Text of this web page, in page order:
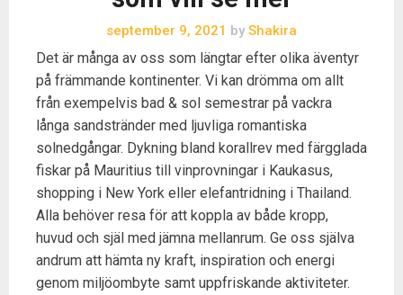
september 9, 2021 by Shakira
Det är många av oss som längtar efter olika äventyr
på främmande kontinenter. Vi kan drömma om allt
från exempelvis bad & sol semestrar på vackra
långa sandstränder med ljuvliga romantiska
solnedgångar. Dykning bland korallrev med färgglada
fiskar på Mauritius till vinprovningar i Kaukasus,
shopping i New York eller elefantridning i Thailand.
Alla behöver resa för att koppla av både kropp,
huvud och själ med jämna mellanrum. Ge oss själva
andrum att hämta ny kraft, inspiration och energi
genom miljöombyte samt uppfriskande aktiviteter.